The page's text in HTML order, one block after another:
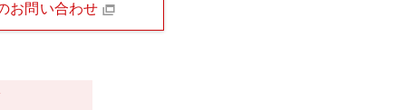
お問い合わせ